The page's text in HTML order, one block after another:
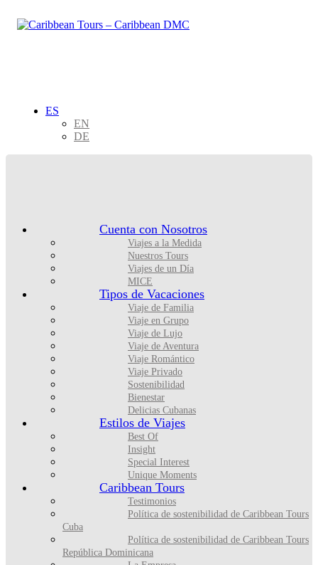
ES
EN
DE
Cuenta con Nosotros
Viajes a la Medida
Nuestros Tours
Viajes de un Día
MICE
Tipos de Vacaciones
Viaje de Familia
Viaje en Grupo
Viaje de Lujo
Viaje de Aventura
Viaje Romántico
Viaje Privado
Sostenibilidad
Bienestar
Delicias Cubanas
Estilos de Viajes
Best Of
Insight
Special Interest
Unique Moments
Caribbean Tours
Testimonios
Política de sostenibilidad de Caribbean Tours
Cuba
Política de sostenibilidad de Caribbean Tours
República Dominicana